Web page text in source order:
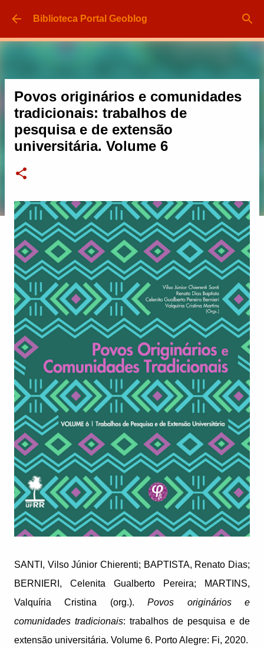
Pular para o conteúdo principal
Biblioteca Portal Geoblog
Povos originários e comunidades
tradicionais: trabalhos de
pesquisa e de extensão
universitária. Volume 6
SANTI, Vilso Júnior Chierenti; BAPTISTA, Renato Dias;
BERNIERI, Celenita Gualberto Pereira; MARTINS,
Valquíria Cristina (org.).Povos originários e
comunidades tradicionais: trabalhos de pesquisa e de
extensão universitária. Volume 6. Porto Alegre: Fi, 2020.